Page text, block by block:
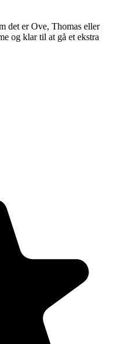
det er Ove, Thomas eller
og klar til at gå et ekstra